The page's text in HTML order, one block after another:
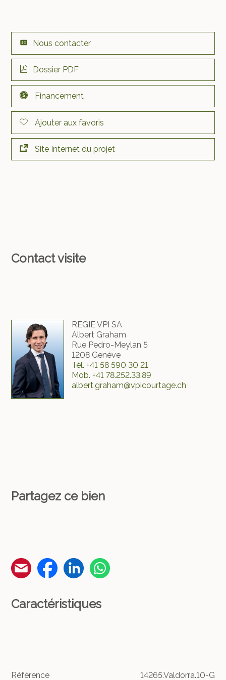
Nous contacter
Dossier PDF
Financement
Ajouter aux favoris
Site Internet du projet
Contact visite
REGIE VPI SA
Albert Graham
Rue Pedro-Meylan 5
1208 Genève
Tél. +41 58 590 30 21
Mob. +41 78.252.33.89
albert.graham@vpicourtage.ch
Partagez ce bien
Caractéristiques
Référence 14265.Valdorra.10-G